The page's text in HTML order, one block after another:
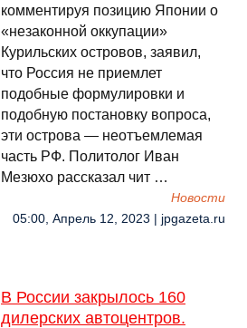
комментируя позицию Японии о
«незаконной оккупации»
Курильских островов, заявил,
что Россия не приемлет
подобные формулировки и
подобную постановку вопроса,
эти острова — неотъемлемая
часть РФ. Политолог Иван
Мезюхо рассказал чит …
Новости
05:00, Апрель 12, 2023 | jpgazeta.ru
В России закрылось 160
дилерских автоцентров.